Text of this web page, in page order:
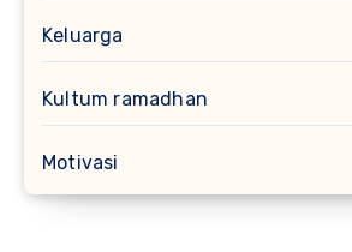
Keluarga
Kultum ramadhan
Motivasi